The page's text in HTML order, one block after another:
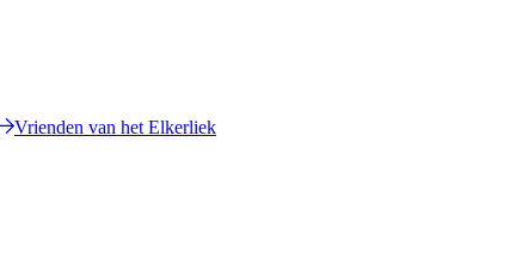
Vrienden van het Elkerliek